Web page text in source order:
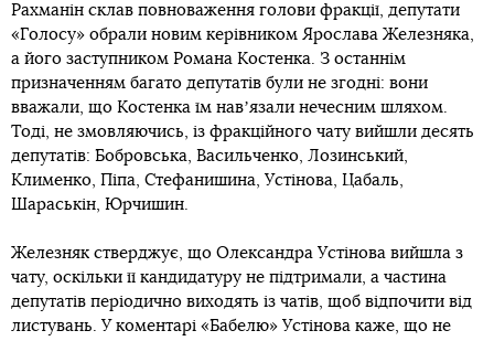
Рахманін склав повноваження голови фракції, депутати
«Голосу» обрали новим керівником Ярослава Железняка,
а його заступником Романа Костенка. З останнім
призначенням багато депутатів були не згодні: вони
вважали, що Костенка їм навʼязали нечесним шляхом.
Тоді, не змовляючись, із фракційного чату вийшли десять
депутатів: Бобровська, Васильченко, Лозинський,
Клименко, Піпа, Стефанишина, Устінова, Цабаль,
Шараськін, Юрчишин.
Железняк стверджує, що Олександра Устінова вийшла з
чату, оскільки її кандидатуру не підтримали, а частина
депутатів періодично виходять із чатів, щоб відпочити від
листувань. У коментарі «Бабелю» Устінова каже, що не